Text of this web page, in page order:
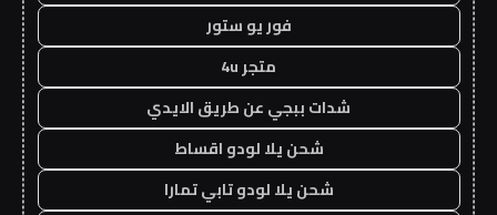
فور يو ستور
متجر 4u
شدات ببجي عن طريق الايدي
شحن يلا لودو اقساط
شحن يلا لودو تابي تمارا